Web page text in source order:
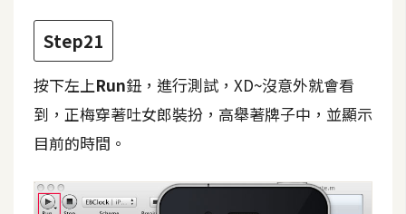
Step21
按下左上Run鈕，進行測試，XD~沒意外就會看
到，正梅穿著吐女郎裝扮，高舉著牌子中，並顯示
目前的時間。